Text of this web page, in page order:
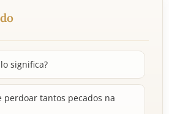
significa?
perdoar tantos pecados na